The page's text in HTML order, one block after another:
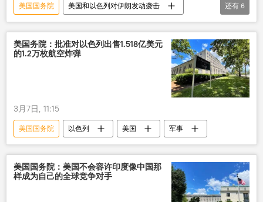
美国国务院
美国和以色列对伊朗发动袭击
袭击
伊朗 美国
公民
撤离
行动
还有 6
美国务院：批准对以色列出售1.518亿美元
的1.2万枚航空炸弹
3月7日, 11:15
美国国务院 以色列 美国 军事
美国国务院：美国不会容许印度像中国那
样成为自己的全球竞争对手